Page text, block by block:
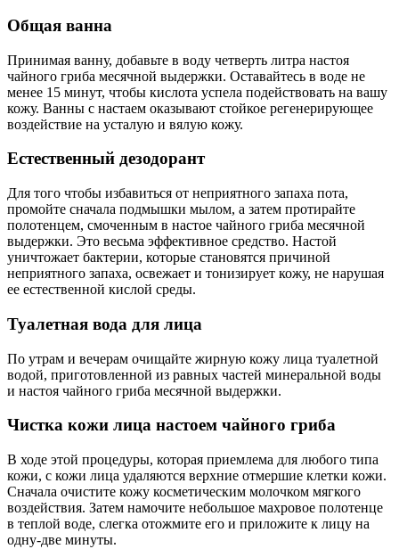
Общая ванна
Принимая ванну, добавьте в воду четверть литра настоя
чайного гриба месячной выдержки. Оставайтесь в воде не
менее 15 минут, чтобы кислота успела подействовать на вашу
кожу. Ванны с настаем оказывают стойкое регенерирующее
воздействие на усталую и вялую кожу.
Естественный дезодорант
Для того чтобы избавиться от неприятного запаха пота,
промойте сначала подмышки мылом, а затем протирайте
полотенцем, смоченным в настое чайного гриба месячной
выдержки. Это весьма эффективное средство. Настой
уничтожает бактерии, которые становятся причиной
неприятного запаха, освежает и тонизирует кожу, не нарушая
ее естественной кислой среды.
Туалетная вода для лица
По утрам и вечерам очищайте жирную кожу лица туалетной
водой, приготовленной из равных частей минеральной воды
и настоя чайного гриба месячной выдержки.
Чистка кожи лица настоем чайного гриба
В ходе этой процедуры, которая приемлема для любого типа
кожи, с кожи лица удаляются верхние отмершие клетки кожи.
Сначала очистите кожу косметическим молочком мягкого
воздействия. Затем намочите небольшое махровое полотенце
в теплой воде, слегка отожмите его и приложите к лицу на
одну-две минуты.